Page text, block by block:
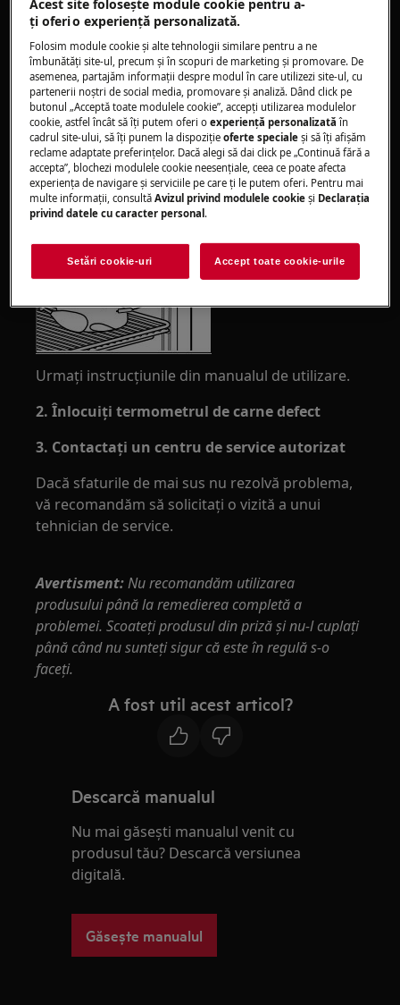
corect.
Se aplică la:
Cuptoare integrate
Rezolvare:
1. Conectaţi bine termometrul pentru carne
Urmați instrucţiunile din manualul de utilizare.
2. Înlocuiţi termometrul de carne defect
3. Contactați un centru de service autorizat
Dacă sfaturile de mai sus nu rezolvă problema,
vă recomandăm să solicitați o vizită a unui
tehnician de service.
Avertisment:Nu recomandăm utilizarea
produsului până la remedierea completă a
problemei. Scoateţi produsul din priză şi nu-l cuplaţi
până când nu sunteţi sigur că este în regulă s-o
faceţi.
A fost util acest articol?
Descarcă manualul
Nu mai găsești manualul venit cu
produsul tău? Descarcă versiunea
digitală.
Găsește manualul
Acest site folosește module cookie pentru a-
ţi oferi o experienţă personalizată.
Folosim module cookie și alte tehnologii similare pentru a ne
îmbunătăţi site-ul, precum și în scopuri de marketing și promovare. De
asemenea, partajăm informaţii despre modul în care utilizezi site-ul, cu
partenerii noștri de social media, promovare și analiză. Dând click pe
butonul „Acceptă toate modulele cookie”, accepţi utilizarea modulelor
cookie, astfel încât să îţi putem oferi oexperienţă personalizată în
cadrul site-ului, să îţi punem la dispoziţieoferte speciale și să îţi afișăm
reclame adaptate preferinţelor. Dacă alegi să dai click pe „Continuă fără a
accepta”, blochezi modulele cookie neesenţiale, ceea ce poate afecta
experienţa de navigare și serviciile pe care ţi le putem oferi. Pentru mai
multe informaţii, consultăAvizul privind modulele cookie și Declaraţia
privind datele cu caracter personal.
Setări cookie-uri Accept toate cookie-urile